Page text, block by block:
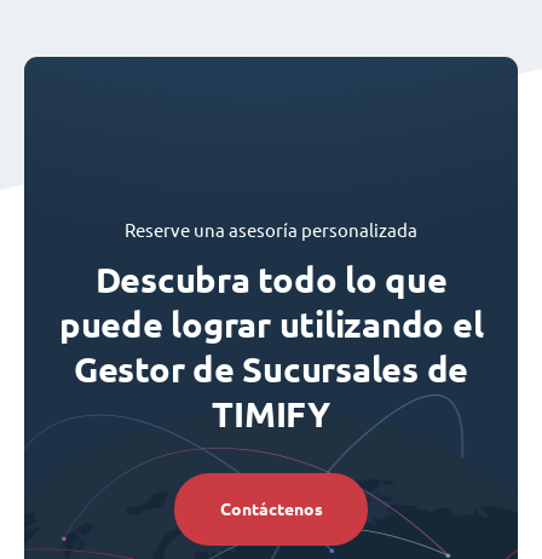
Reserve una asesoría personalizada
Descubra todo lo que
puede lograr utilizando el
Gestor de Sucursales de
TIMIFY
Contáctenos